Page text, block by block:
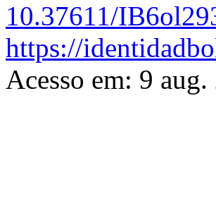
10.37611/
https://
Acesso em: 9 aug.